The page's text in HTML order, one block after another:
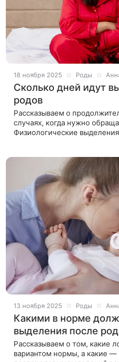
18 ноября 2025 Роды
Сколько дней идут
родов
Рассказываем о
случаях, когда нужно
Физиологические
13 ноября 2025 Роды
Какими в норме
выделения после
Рассказываем о том, какие
вариантом нормы, а какие —